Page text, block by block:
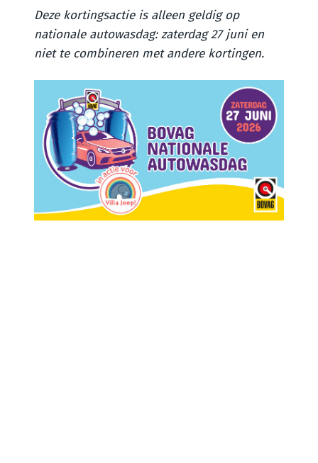
Deze kortingsactie is alleen geldig op
nationale autowasdag: zaterdag 27 juni en
niet te combineren met andere kortingen.